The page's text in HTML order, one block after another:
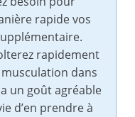
rapide vos
rapidement
dans
un goût agréable
d’en prendre à